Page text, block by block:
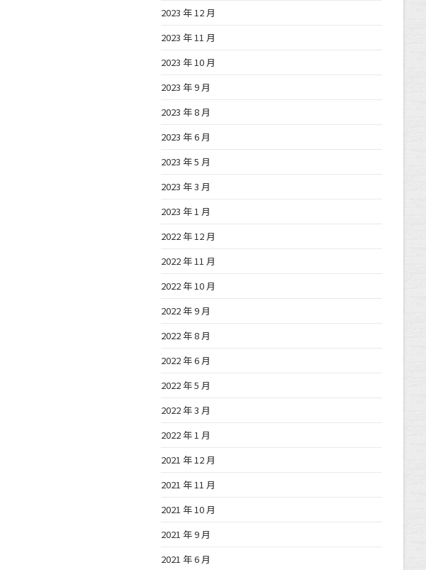
2023 年 12 月
2023 年 11 月
2023 年 10 月
2023 年 9 月
2023 年 8 月
2023 年 6 月
2023 年 5 月
2023 年 3 月
2023 年 1 月
2022 年 12 月
2022 年 11 月
2022 年 10 月
2022 年 9 月
2022 年 8 月
2022 年 6 月
2022 年 5 月
2022 年 3 月
2022 年 1 月
2021 年 12 月
2021 年 11 月
2021 年 10 月
2021 年 9 月
2021 年 6 月